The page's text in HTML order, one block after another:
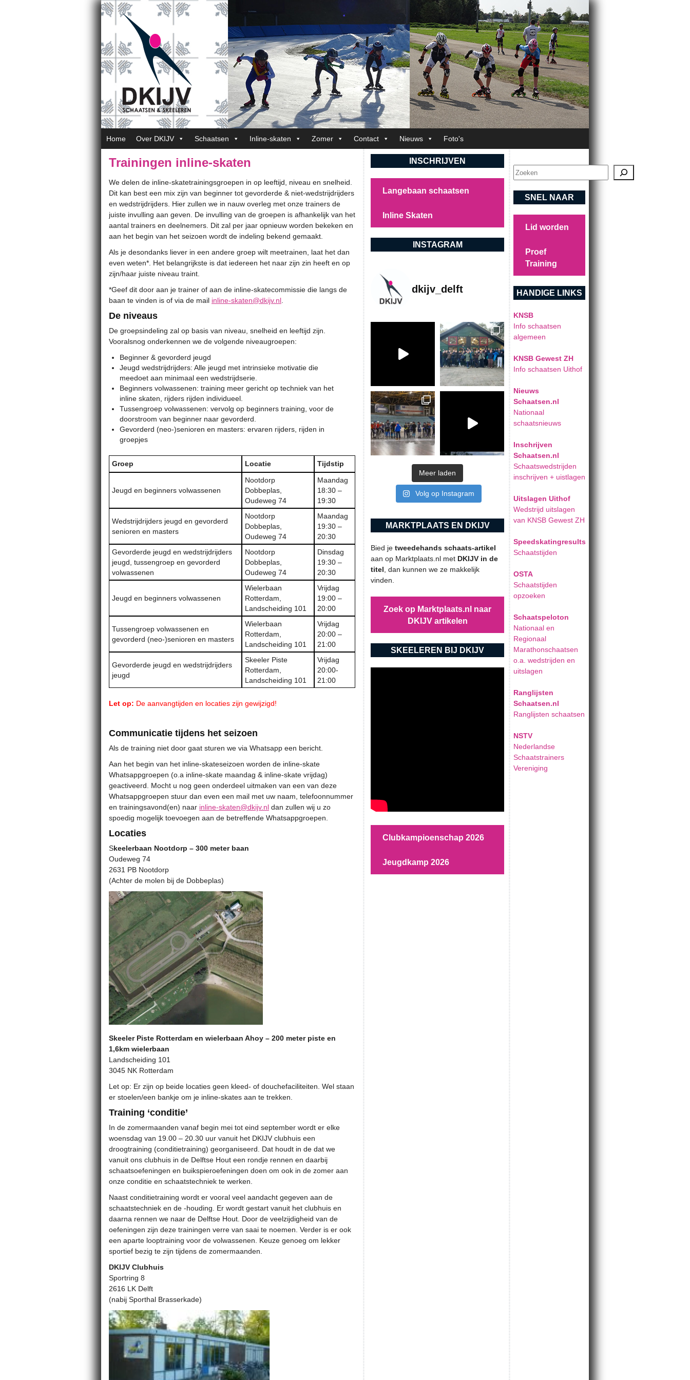
Home Over DKIJV Schaatsen Inline-skaten Zomer Contact Nieuws Foto's
Trainingen inline-skaten
We delen de inline-skatetrainingsgroepen in op leeftijd, niveau en snelheid.
Dit kan best een mix zijn van beginner tot gevorderde & niet-wedstrijdrijders
en wedstrijdrijders. Hier zullen we in nauw overleg met onze trainers de
juiste invulling aan geven. De invulling van de groepen is afhankelijk van het
aantal trainers en deelnemers. Dit zal per jaar opnieuw worden bekeken en
aan het begin van het seizoen wordt de indeling bekend gemaakt.
Als je desondanks liever in een andere groep wilt meetrainen, laat het dan
even weten*. Het belangrijkste is dat iedereen het naar zijn zin heeft en op
zijn/haar juiste niveau traint.
*Geef dit door aan je trainer of aan de inline-skatecommissie die langs de
baan te vinden is of via de mail inline-skaten@dkijv.nl
De niveaus
De groepsindeling zal op basis van niveau, snelheid en leeftijd zijn.
Vooralsnog onderkennen we de volgende niveaugroepen:
Beginner & gevorderd jeugd
Jeugd wedstrijdrijders: Alle jeugd met intrinsieke motivatie die
meedoet aan minimaal een wedstrijdserie.
Beginners volwassenen: training meer gericht op techniek van het
inline skaten, rijders rijden individueel.
Tussengroep volwassenen: vervolg op beginners training, voor de
doorstroom van beginner naar gevorderd.
Gevorderd (neo-)senioren en masters: ervaren rijders, rijden in
groepjes
Groep Locatie Tijdstip
Jeugd en beginners volwassenen
Nootdorp
Dobbeplas,
Oudeweg 74
Maandag
18:30 –
19:30
Wedstrijdrijders jeugd en gevorderd
senioren en masters
Nootdorp
Dobbeplas,
Oudeweg 74
Maandag
19:30 –
20:30
Gevorderde jeugd en wedstrijdrijders
jeugd, tussengroep en gevorderd
volwassenen
Nootdorp
Dobbeplas,
Oudeweg 74
Dinsdag
19:30 –
20:30
Jeugd en beginners volwassenen
Wielerbaan
Rotterdam,
Landscheiding 101
Vrijdag
19:00 –
20:00
Tussengroep volwassenen en
gevorderd (neo-)senioren en masters
Wielerbaan
Rotterdam,
Landscheiding 101
Vrijdag
20:00 –
21:00
Gevorderde jeugd en wedstrijdrijders
jeugd
Skeeler Piste
Rotterdam,
Landscheiding 101
Vrijdag
20:00-
21:00
Let op: De aanvangtijden en locaties zijn gewijzigd!
Communicatie tijdens het seizoen
Als de training niet door gaat sturen we via Whatsapp een bericht.
Aan het begin van het inline-skateseizoen worden de inline-skate
Whatsappgroepen (o.a inline-skate maandag & inline-skate vrijdag)
geactiveerd. Mocht u nog geen onderdeel uitmaken van een van deze
Whatsappgroepen stuur dan even een mail met uw naam, telefoonnummer
en trainingsavond(en) naar inline-skaten@dkijv.nl dan zullen wij u zo
spoedig mogelijk toevoegen aan de betreffende Whatsappgroepen.
Locaties
Skeelerbaan Nootdorp – 300 meter baan
Oudeweg 74
2631 PB Nootdorp
(Achter de molen bij de Dobbeplas)
Skeeler Piste Rotterdam en wielerbaan Ahoy – 200 meter piste en
1,6km wielerbaan
Landscheiding 101
3045 NK Rotterdam
Let op: Er zijn op beide locaties geen kleed- of douchefaciliteiten. Wel staan
er stoelen/een bankje om je inline-skates aan te trekken.
Training ‘conditie’
In de zomermaanden vanaf begin mei tot eind september wordt er elke
woensdag van 19.00 – 20.30 uur vanuit het DKIJV clubhuis een
droogtraining (conditietraining) georganiseerd. Dat houdt in de dat we
vanuit ons clubhuis in de Delftse Hout een rondje rennen en daarbij
schaatsoefeningen en buikspieroefeningen doen om ook in de zomer aan
onze conditie en schaatstechniek te werken.
Naast conditietraining wordt er vooral veel aandacht gegeven aan de
schaatstechniek en de -houding. Er wordt gestart vanuit het clubhuis en
daarna rennen we naar de Delftse Hout. Door de veelzijdigheid van de
oefeningen zijn deze trainingen verre van saai te noemen. Verder is er ook
een aparte looptraining voor de volwassenen. Keuze genoeg om lekker
sportief bezig te zijn tijdens de zomermaanden.
DKIJV Clubhuis
Sportring 8
2616 LK Delft
(nabij Sporthal Brasserkade)
INSCHRIJVEN
Langebaan schaatsen
Inline Skaten
INSTAGRAM
dkijv_delft
Meer laden
Volg op Instagram
MARKTPLAATS EN DKIJV
Bied je tweedehands schaats-artikel
aan op Marktplaats.nl met DKIJV in de
titel , dan kunnen we ze makkelijk
vinden.
Zoek op Marktplaats.nl naar
DKIJV artikelen
SKEELEREN BIJ DKIJV
Clubkampioenschap 2026
Jeugdkamp 2026
Zoeken
SNEL NAAR
Lid worden
Proef
Training
HANDIGE LINKS
KNSB
Info schaatsen
algemeen
KNSB Gewest ZH
Info schaatsen Uithof
Nieuws
Schaatsen.nl
Nationaal
schaatsnieuws
Inschrijven
Schaatsen.nl
Schaatswedstrijden
inschrijven + uistlagen
Uitslagen Uithof
Wedstrijd uitslagen
van KNSB Gewest ZH
Speedskatingresults
Schaatstijden
OSTA
Schaatstijden
opzoeken
Schaatspeloton
Nationaal en
Regionaal
Marathonschaatsen
o.a. wedstrijden en
uitslagen
Ranglijsten
Schaatsen.nl
Ranglijsten schaatsen
NSTV
Nederlandse
Schaatstrainers
Vereniging